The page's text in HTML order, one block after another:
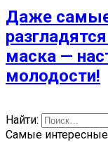
Даже
маска —
молодости!
Найти:
Самые